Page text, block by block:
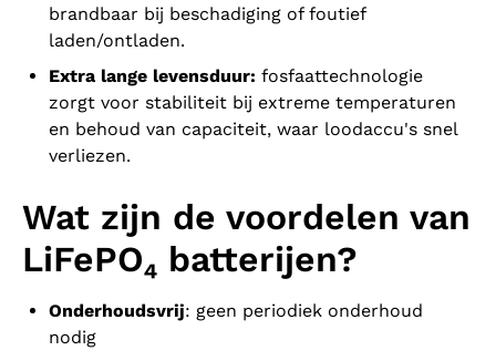
brandbaar bij beschadiging of foutief
laden/ontladen.
Extra lange levensduur: fosfaattechnologie
zorgt voor stabiliteit bij extreme temperaturen
en behoud van capaciteit, waar loodaccu's snel
verliezen.
Wat zijn de voordelen van
LiFePO₄ batterijen?
Onderhoudsvrij: geen periodiek onderhoud
nodig